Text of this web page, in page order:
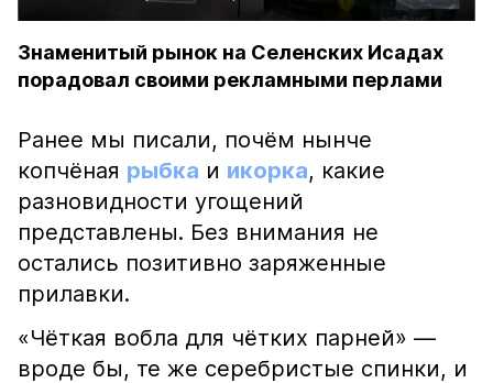
Знаменитый рынок на Селенских Исадах
порадовал своими рекламными перлами
Ранее мы писали, почём нынче
копчёная рыбка и икорка, какие
разновидности угощений
представлены. Без внимания не
остались позитивно заряженные
прилавки.
«Чёткая вобла для чётких парней» —
вроде бы, те же серебристые спинки, и